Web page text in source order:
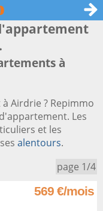
à
Airdrie ? Repimmo
Les
et les
alentours.
page 1/4
569 €/mois